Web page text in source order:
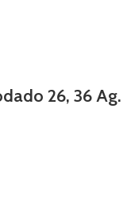
26, 36 Ag.